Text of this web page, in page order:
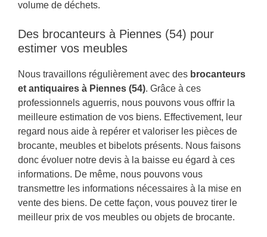
volume de déchets.
Des brocanteurs à Piennes (54) pour
estimer vos meubles
Nous travaillons régulièrement avec des brocanteurs
et antiquaires à Piennes (54). Grâce à ces
professionnels aguerris, nous pouvons vous offrir la
meilleure estimation de vos biens. Effectivement, leur
regard nous aide à repérer et valoriser les pièces de
brocante, meubles et bibelots présents. Nous faisons
donc évoluer notre devis à la baisse eu égard à ces
informations. De même, nous pouvons vous
transmettre les informations nécessaires à la mise en
vente des biens. De cette façon, vous pouvez tirer le
meilleur prix de vos meubles ou objets de brocante.